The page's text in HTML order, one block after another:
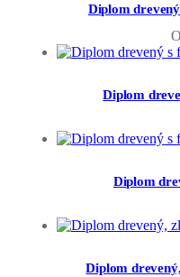
Diplom
Diplom
Diplom
Diplom